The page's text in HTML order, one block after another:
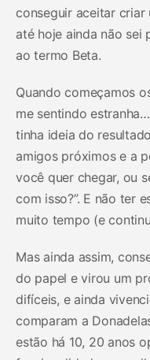
conseguir aceitar criar
até hoje ainda não sei
ao termo Beta.
Quando começamos
me sentindo
tinha ideia do
amigos próximos e a
você quer chegar, ou
com isso?”. E não ter
muito tempo (e
Mas ainda assim,
do papel e virou um
difíceis, e ainda
comparam a
estão há 10, 20 anos